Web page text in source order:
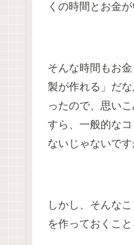
くの時間とお金
そんな時間もお
製が作れる」だ
ったので、思い
すら、一般的な
ないじゃないで
しかし、そんな
を作っておくこと